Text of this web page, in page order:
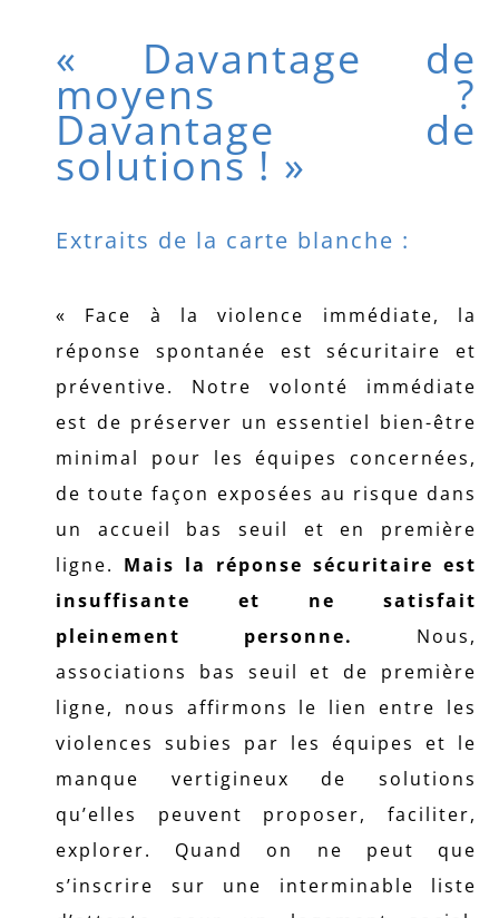
« Davantage de
moyens ?
Davantage de
solutions ! »
Extraits de la carte blanche :
« Face à la violence immédiate, la
réponse spontanée est sécuritaire et
préventive. Notre volonté immédiate
est de préserver un essentiel bien-être
minimal pour les équipes concernées,
de toute façon exposées au risque dans
un accueil bas seuil et en première
ligne. Mais la réponse sécuritaire est
insuffisante et ne satisfait
pleinement personne.
Nous,
associations bas seuil et de première
ligne, nous affirmons le lien entre les
violences subies par les équipes et le
manque vertigineux de solutions
qu’elles peuvent proposer, faciliter,
explorer. Quand on ne peut que
s’inscrire sur une interminable liste